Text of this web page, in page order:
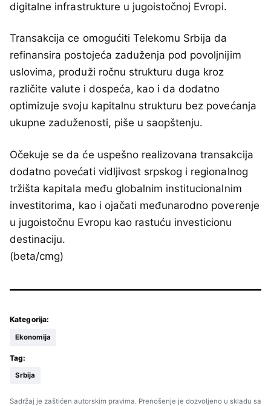
digitalne infrastrukture u jugoistočnoj Evropi.
Transakcija ce omogućiti Telekomu Srbija da
refinansira postojeća zaduženja pod povoljnijim
uslovima, produži ročnu strukturu duga kroz
različite valute i dospeća, kao i da dodatno
optimizuje svoju kapitalnu strukturu bez povećanja
ukupne zaduženosti, piše u saopštenju.
Očekuje se da će uspešno realizovana transakcija
dodatno povećati vidljivost srpskog i regionalnog
tržišta kapitala među globalnim institucionalnim
investitorima, kao i ojačati međunarodno poverenje
u jugoistočnu Evropu kao rastuću investicionu
destinaciju.
(beta/cmg)
Kategorija:
Ekonomija
Tag:
Srbija
Sadržaj je zaštićen autorskim pravima. Prenošenje je dozvoljeno u skladu sa